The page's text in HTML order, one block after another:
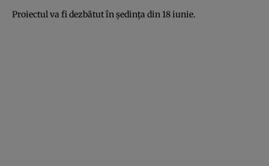
Proiectul va fi dezbătut în ședința din 18 iunie.